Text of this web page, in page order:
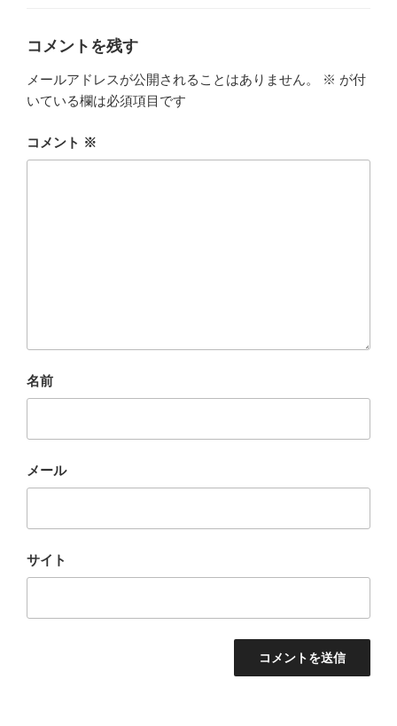
k
コメントを残す
メールアドレスが公開されることはありません。 ※ が付
いている欄は必須項目です
コメント ※
名前
メール
サイト